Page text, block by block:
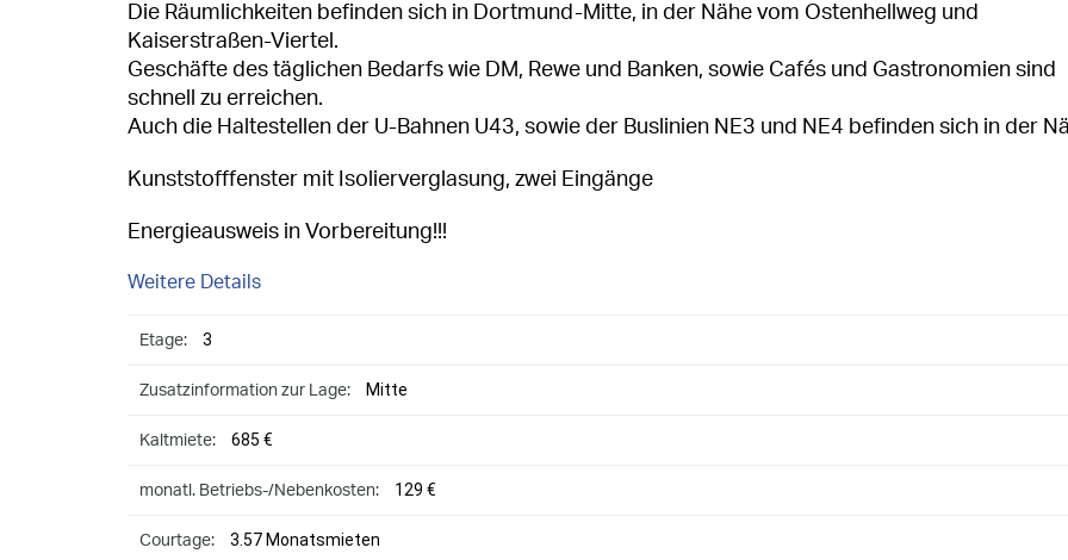
Die Räumlichkeiten befinden sich in Dortmund-Mitte, in der Nähe vom Ostenhellweg und
Kaiserstraßen-Viertel.
Geschäfte des täglichen Bedarfs wie DM, Rewe und Banken, sowie Cafés und Gastronomien sind
schnell zu erreichen.
Auch die Haltestellen der U-Bahnen U43, sowie der Buslinien NE3 und NE4 befinden sich in der
Kunststofffenster mit Isolierverglasung, zwei Eingänge
Energieausweis in Vorbereitung!!!
Weitere Details
Etage: 3
Zusatzinformation zur Lage: Mitte
Kaltmiete: 685 €
monatl. Betriebs-/Nebenkosten: 129 €
Courtage: 3.57 Monatsmieten